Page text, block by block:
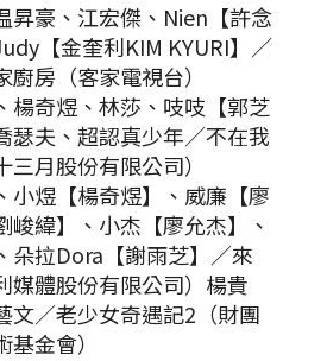
昇豪、江宏傑、Nien【許念
【金奎利KIM KYURI】／
房（客家電視台）
楊奇煜、林莎、吱吱【郭芝
瑟夫、超認真少年／不在我
月股份有限公司）
小煜【楊奇煜】、威廉【廖
峻緯】、小杰【廖允杰】、
朵拉Dora【謝雨芝】／來
媒體股份有限公司）楊貴
文／老少女奇遇記2（財團
金會）